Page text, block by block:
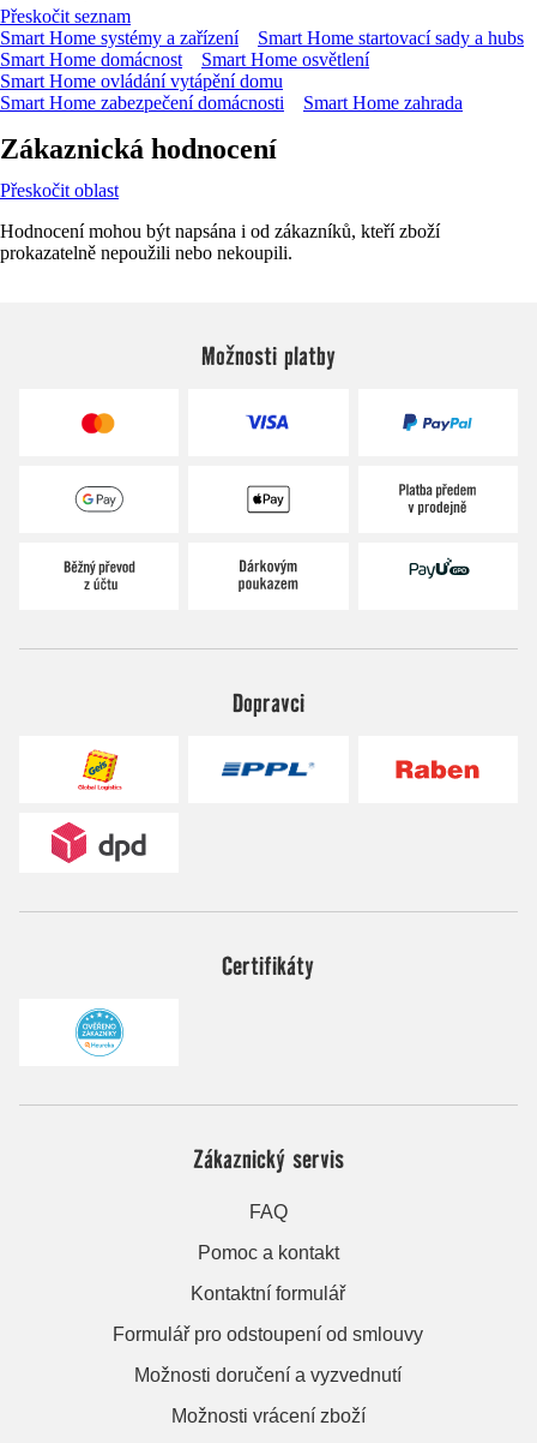
Přeskočit seznam
Smart Home systémy a zařízení
Smart Home startovací sady a hubs
Smart Home domácnost
Smart Home osvětlení
Smart Home ovládání vytápění domu
Smart Home zabezpečení domácnosti
Smart Home zahrada
Zákaznická hodnocení
Přeskočit oblast
Hodnocení mohou být napsána i od zákazníků, kteří zboží
prokazatelně nepoužili nebo nekoupili.
Možnosti platby
Dopravci
Certifikáty
Zákaznický servis
FAQ
Pomoc a kontakt
Kontaktní formulář
Formulář pro odstoupení od smlouvy
Možnosti doručení a vyzvednutí
Možnosti vrácení zboží